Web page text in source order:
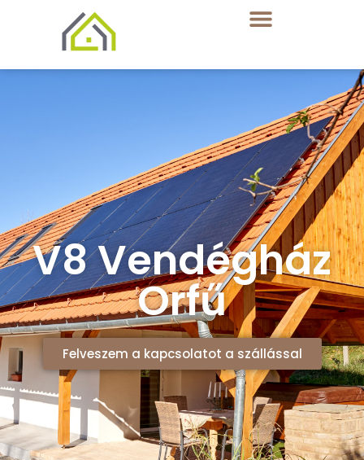
V8 Vendégház
Orfű
Felveszem a kapcsolatot a szállással